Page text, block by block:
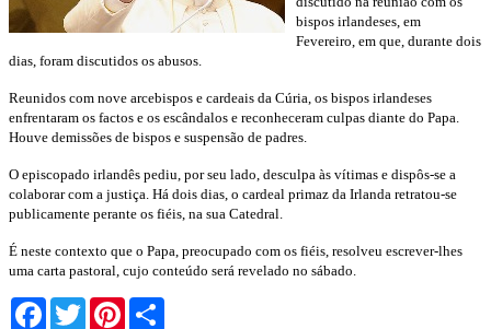
bispos irlandeses, em
Fevereiro, em que, durante dois
dias, foram discutidos os abusos.
Reunidos com nove arcebispos e cardeais da Cúria, os bispos irlandeses
enfrentaram os factos e os escândalos e reconheceram culpas diante do Papa.
Houve demissões de bispos e suspensão de padres.
O episcopado irlandês pediu, por seu lado, desculpa às vítimas e dispôs-se a
colaborar com a justiça. Há dois dias, o cardeal primaz da Irlanda retratou-se
publicamente perante os fiéis, na sua Catedral.
É neste contexto que o Papa, preocupado com os fiéis, resolveu escrever-lhes
uma carta pastoral, cujo conteúdo será revelado no sábado.
Facebook
TwitterPinterest